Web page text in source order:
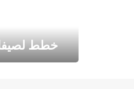
خطط